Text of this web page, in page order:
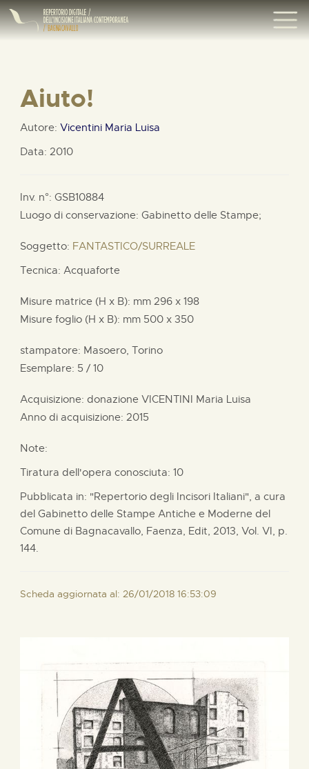
Aiuto!
Autore: Vicentini Maria Luisa
Data: 2010
Inv. n°: GSB10884
Luogo di conservazione: Gabinetto delle Stampe;
Soggetto: FANTASTICO/SURREALE
Tecnica: Acquaforte
Misure matrice (H x B): mm 296 x 198
Misure foglio (H x B): mm 500 x 350
stampatore: Masoero, Torino
Esemplare: 5 / 10
Acquisizione: donazione VICENTINI Maria Luisa
Anno di acquisizione: 2015
Note:
Tiratura dell'opera conosciuta: 10
Pubblicata in: "Repertorio degli Incisori Italiani", a cura
del Gabinetto delle Stampe Antiche e Moderne del
Comune di Bagnacavallo, Faenza, Edit, 2013, Vol. VI, p.
144.
Scheda aggiornata al: 26/01/2018 16:53:09